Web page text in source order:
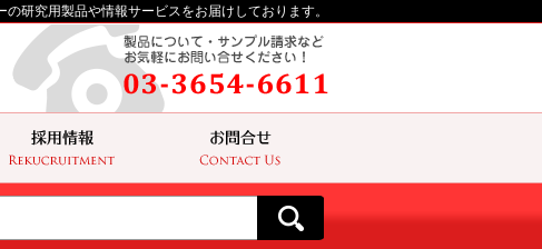
研究用製品や情報サービスをお届けしております。